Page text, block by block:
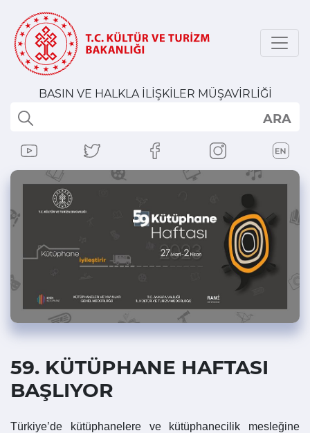
BASIN VE HALKLA İLİŞKİLER MÜŞAVİRLİĞİ
ARA
59. KÜTÜPHANE HAFTASI
BAŞLIYOR
Türkiye’de kütüphanelere ve kütüphanecilik mesleğine